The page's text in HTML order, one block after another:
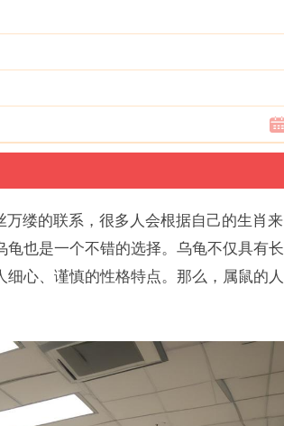
缕的联系，很多人会根据自己的生肖来
也是一个不错的选择。乌龟不仅具有长
心、谨慎的性格特点。那么，属鼠的人